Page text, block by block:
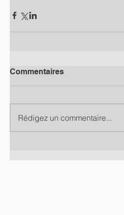
Commentaires
Rédigez un commentaire...